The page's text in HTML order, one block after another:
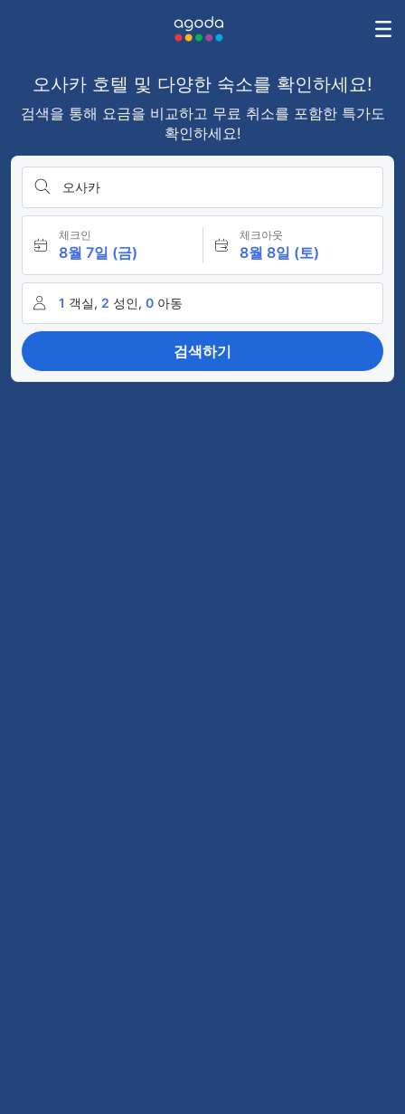
오사카 호텔 및 다양한 숙소를 확인하세요!
검색을 통해 요금을 비교하고 무료 취소를 포함한 특가도
확인하세요!
오사카
체크인
8월 7일 (금)
체크아웃
8월 8일 (토)
1 객실, 2 성인, 0 아동
검색하기